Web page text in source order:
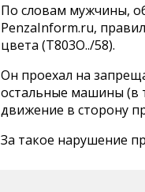
По словам мужчины,
PenzaInform.ru,
цвета (Т803О../58).
Он проехал на
остальные машины (в
движение в сторону
За такое нарушение